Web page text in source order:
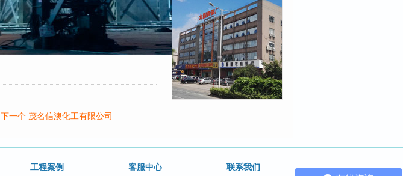
下一个 茂名信澳化工有限公司
工程案例 客服中心 联系我们